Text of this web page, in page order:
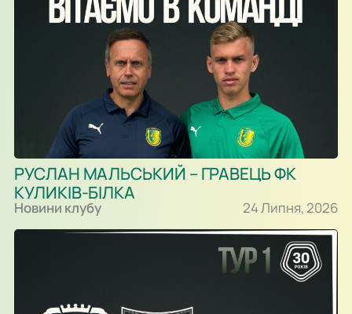
РУСЛАН МАЛЬСЬКИЙ – ГРАВЕЦЬ ФК
КУЛИКІВ-БІЛКА
Новини клубу 24 Липня, 2026